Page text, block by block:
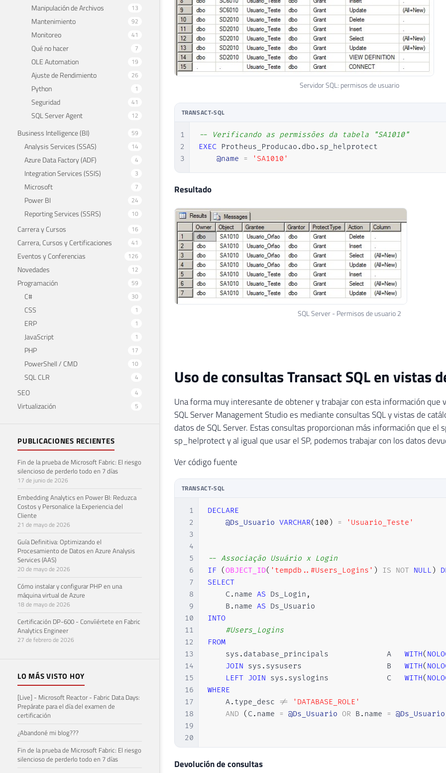
Manipulación de Archivos 13
Mantenimiento 92
Monitoreo 41
Qué no hacer 7
OLE Automation 19
Ajuste de Rendimiento 26
Python 1
Seguridad 41
SQL Server Agent 12
Business Intelligence (BI) 59
Analysis Services (SSAS) 14
Azure Data Factory (ADF) 4
Integration Services (SSIS) 3
Microsoft 7
Power BI 24
Reporting Services (SSRS) 10
Carrera y Cursos 16
Carrera, Cursos y Certificaciones 41
Eventos y Conferencias 126
Novedades 12
Programación 59
C# 30
CSS 1
ERP 1
JavaScript 1
PHP 17
PowerShell / CMD 10
SQL CLR 4
SEO 4
Virtualización 5
PUBLICACIONES RECIENTES
Fin de la prueba de Microsoft Fabric: El riesgo
silencioso de perderlo todo en 7 días
17 de junio de 2026
Embedding Analytics en Power BI: Reduzca
Costos y Personalice la Experiencia del
Cliente
21 de mayo de 2026
Guía Definitiva: Optimizando el
Procesamiento de Datos en Azure Analysis
Services (AAS)
20 de mayo de 2026
Cómo instalar y configurar PHP en una
máquina virtual de Azure
18 de mayo de 2026
Certificación DP-600 - Convíiértete en Fabric
Analytics Engineer
27 de febrero de 2026
LO MÁS VISTO HOY
[Live] - Microsoft Reactor - Fabric Data Days:
Prepárate para el día del examen de
certificación
¿Abandoné mi blog???
Fin de la prueba de Microsoft Fabric: El riesgo
silencioso de perderlo todo en 7 días
Servidor SQL: permisos de usuario
TRANSACT-SQL
1
2
3
-- Verificando as permissões da tabela "SA1010"
EXEC Protheus_Producao . dbo . sp_helprotect
@name = 'SA1010'
Resultado
SQL Server - Permisos de usuario 2
Uso de consultas Transact SQL en vistas
Una forma muy interesante de obtener y trabajar con esta información que
SQL Server Management Studio es mediante consultas SQL y vistas de
datos de SQL Server. Estas consultas proporcionan más información que el
sp_helprotect y al igual que usar el SP, podemos trabajar con los datos
Ver código fuente
TRANSACT-SQL
1
2
3
4
5
6
7
8
9
10
11
12
13
14
15
16
17
18
19
20
21
22
DECLARE
@Ds_Usuario VARCHAR( 100 ) = 'Usuario_Teste'
-- Associação Usuário x Login
IF
(OBJECT_ID( 'tempdb..#Users_Logins' ) IS NOT NULL )
SELECT
    C
. name AS Ds_Login ,
    B
. name AS
INTO
#Users_Logins
FROM
    sys
. database_principals				A WITH(
JOIN sys . WITH(
LEFT JOIN sys . syslogins				C WITH(
WHERE
    A
. type_desc !=
'DATABASE_ROLE'
AND
( C. name = @Ds_Usuario OR B . name = @Ds_Usuario
-- Recupera o Login e o usuário
Devolución de consultas